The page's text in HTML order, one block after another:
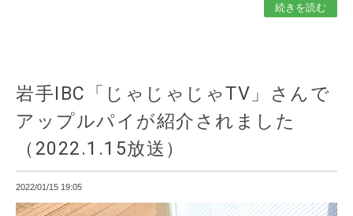
続きを読む
岩手IBC「じゃじゃじゃTV」さんで
アップルパイが紹介されました
（2022.1.15放送）
2022/01/15 19:05